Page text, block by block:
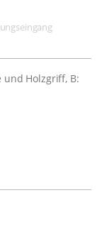
Holzgriff, B: